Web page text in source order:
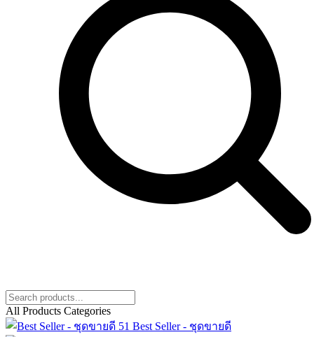
All Products Categories
51 Best Seller - ชุดขายดี